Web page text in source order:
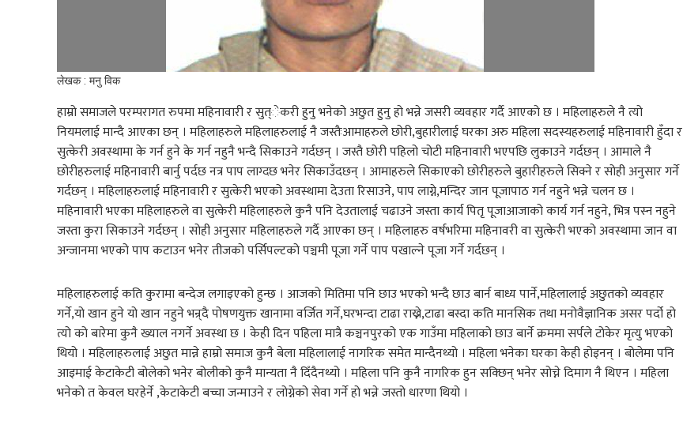
लेखक : मनु विक
हाम्रो समाजले परम्परागत रुपमा महिनावारी र सुत्ेकरी हुनु भनेको अछुत हुनु हो भन्ने जसरी व्यवहार गर्दै आएको छ । महिलाहरुले नै त्यो
नियमलाई मान्दै आएका छन् । महिलाहरुले महिलाहरुलाई नै जस्तैःआमाहरुले छोरी,बुहारीलाई घरका अरु महिला सदस्यहरुलाई महिनावारी हुँदा र
सुत्केरी अवस्थामा के गर्न हुने के गर्न नहुनै भन्दै सिकाउने गर्दछन् । जस्तै छोरी पहिलो चोटी महिनावारी भएपछि लुकाउने गर्दछन् । आमाले नै
छोरीहरुलाई महिनावारी बार्नु पर्दछ नत्र पाप लाग्दछ भनेर सिकाउँदछन् । आमाहरुले सिकाएको छोरीहरुले बुहारीहरुले सिक्ने र सोही अनुसार गर्ने
गर्दछन् । महिलाहरुलाई महिनावारी र सुत्केरी भएको अवस्थामा देउता रिसाउने, पाप लाग्ने,मन्दिर जान पूजापाठ गर्न नहुने भन्ने चलन छ ।
महिनावारी भएका महिलाहरुले वा सुत्केरी महिलाहरुले कुनै पनि देउतालाई चढाउने जस्ता कार्य पितृ पूजाआजाको कार्य गर्न नहुने, भित्र पस्न नहुने
जस्ता कुरा सिकाउने गर्दछन् । सोही अनुसार महिलाहरुले गर्दै आएका छन् । महिलाहरु वर्षभरिमा महिनावरी वा सुत्केरी भएको अवस्थामा जान वा
अन्जानमा भएको पाप कटाउन भनेर तीजको पर्सिपल्टको पञ्चमी पूजा गर्ने पाप पखाल्ने पूजा गर्ने गर्दछन् ।
महिलाहरुलाई कति कुरामा बन्देज लगाइएको हुन्छ । आजको मितिमा पनि छाउ भएको भन्दै छाउ बार्न बाध्य पार्ने,महिलालाई अछुतको व्यवहार
गर्ने,यो खान हुने यो खान नहुने भन्र्दै पोषणयुक्त खानामा वर्जित गर्ने,घरभन्दा टाढा राख्ने,टाढा बस्दा कति मानसिक तथा मनोवैज्ञानिक असर पर्दो हो
त्यो को बारेमा कुनै ख्याल नगर्ने अवस्था छ । केही दिन पहिला मात्रै कञ्चनपुरको एक गाउँमा महिलाको छाउ बार्ने क्रममा सर्पले टोकेर मृत्यु भएको
थियो । महिलाहरुलाई अछुत मान्ने हाम्रो समाज कुनै बेला महिलालाई नागरिक समेत मान्दैनथ्यो । महिला भनेका घरका केही होइनन् । बोलेमा पनि
आइमाई केटाकेटी बोलेको भनेर बोलीको कुनै मान्यता नै दिँदैनथ्यो । महिला पनि कुनै नागरिक हुन सक्छिन् भनेर सोच्ने दिमाग नै थिएन । महिला
भनेको त केवल घरहेर्ने ,केटाकेटी बच्चा जन्माउने र लोग्नेको सेवा गर्ने हो भन्ने जस्तो धारणा थियो ।